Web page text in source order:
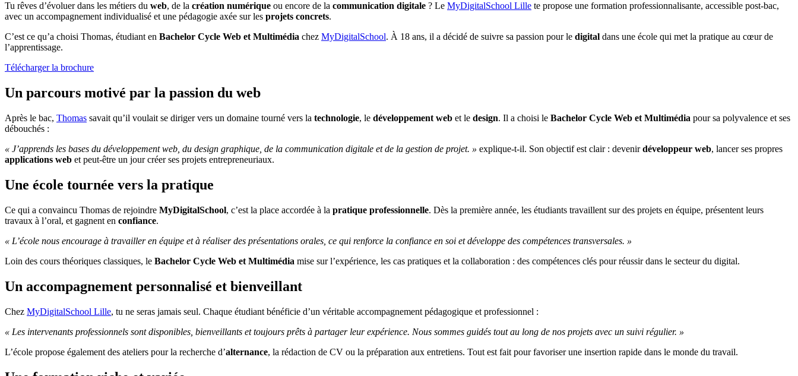
Tu rêves d’évoluer dans les métiers du web, de la création numérique ou encore de la communication digitale ? Le MyDigitalSchool Lille te propose une formation professionnalisante, accessible post-bac,
avec un accompagnement individualisé et une pédagogie axée sur les projets concrets.
C’est ce qu’a choisi Thomas, étudiant en Bachelor Cycle Web et Multimédia chez MyDigitalSchool. À 18 ans, il a décidé de suivre sa passion pour le digital dans une école qui met la pratique au cœur de
l’apprentissage.
Télécharger la brochure
Un parcours motivé par la passion du web
Après le bac, Thomas savait qu’il voulait se diriger vers un domaine tourné vers la technologie, le développement web et le design. Il a choisi le Bachelor Cycle Web et Multimédia pour sa polyvalence et ses
débouchés :
« J’apprends les bases du développement web, du design graphique, de la communication digitale et de la gestion de projet. » explique-t-il. Son objectif est clair : devenirdéveloppeur web, lancer ses propres
applications web et peut-être un jour créer ses projets entrepreneuriaux.
Une école tournée vers la pratique
Ce qui a convaincu Thomas de rejoindre MyDigitalSchool, c’est la place accordée à la pratique professionnelle. Dès la première année, les étudiants travaillent sur des projets en équipe, présentent leurs
travaux à l’oral, et gagnent en confiance.
« L’école nous encourage à travailler en équipe et à réaliser des présentations orales, ce qui renforce la confiance en soi et développe des compétences transversales. »
Loin des cours théoriques classiques, le Bachelor Cycle Web et Multimédia mise sur l’expérience, les cas pratiques et la collaboration : des compétences clés pour réussir dans le secteur du digital.
Un accompagnement personnalisé et bienveillant
Chez MyDigitalSchool Lille, tu ne seras jamais seul. Chaque étudiant bénéficie d’un véritable accompagnement pédagogique et professionnel :
« Les intervenants professionnels sont disponibles, bienveillants et toujours prêts à partager leur expérience. Nous sommes guidés tout au long de nos projets avec un suivi régulier. »
L’école propose également des ateliers pour la recherche d’alternance, la rédaction de CV ou la préparation aux entretiens. Tout est fait pour favoriser une insertion rapide dans le monde du travail.